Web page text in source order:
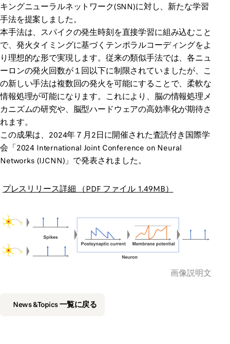
キングニューラルネットワーク(SNN)に対し、新たな学習
手法を提案しました。
本手法は、スパイクの発生時刻を直接学習に組み込むこと
で、発火タイミングに基づくテンポラルコーディングをよ
り理想的な形で実現します。従来の類似手法では、各ニュ
ーロンの発火回数が１回以下に制限されていましたが、こ
の新しい手法は複数回の発火を可能にすることで、柔軟な
情報処理が可能になります。これにより、脳の情報処理メ
カニズムの研究や、脳型ハードウェアの高効率化が期待さ
れます。
この成果は、2024年７月2日に開催された査読付き国際学
会「2024 International Joint Conference on Neural
Networks (IJCNN)」で発表されました。
プレスリリース詳細 （PDF ファイル 1.49MB）
画像説明文
News &Topics 一覧に戻る